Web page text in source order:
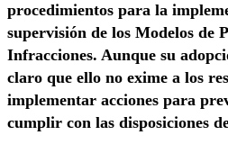
procedimientos para la
supervisión de los Modelos de
Infracciones. Aunque su
claro que ello no exime a los
implementar acciones para
cumplir con las disposiciones